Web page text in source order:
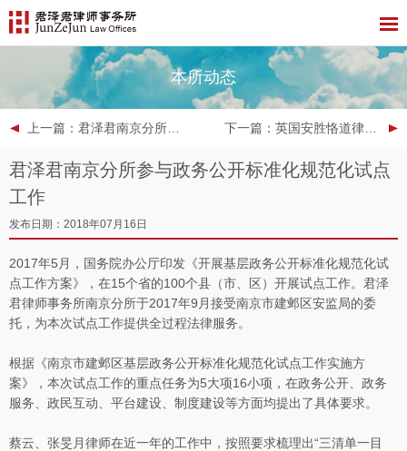
本所动态
上一篇 ：君泽君南京分所参与江苏省2018年度第二批PPP入库项目 下一篇 ：英国安胜恪道律师行亚太区负责人Bob Charlton先生一行到访君泽君深圳分所
君泽君南京分所参与政务公开标准化规范化试点
工作
发布日期：2018年07月16日
2017年5月，国务院办公厅印发《开展基层政务公开标准化规范化试
点工作方案》，在15个省的100个县（市、区）开展试点工作。君泽
君律师事务所南京分所于2017年9月接受南京市建邺区安监局的委
托，为本次试点工作提供全过程法律服务。
根据《南京市建邺区基层政务公开标准化规范化试点工作实施方
案》，本次试点工作的重点任务为5大项16小项，在政务公开、政务
服务、政民互动、平台建设、制度建设等方面均提出了具体要求。
蔡云、张旻月律师在近一年的工作中，按照要求梳理出“三清单一目